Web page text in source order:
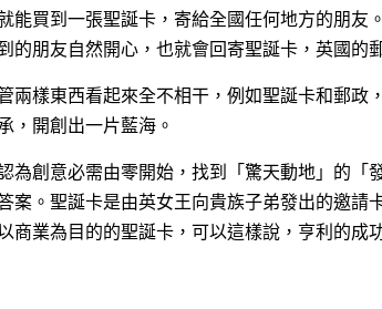
能買到一張聖誕卡，寄給全國任何地方的朋友
的朋友自然開心，也就會回寄聖誕卡，英國的
兩樣東西看起來全不相干，例如聖誕卡和郵政
，開創出一片藍海。
為創意必需由零開始，找到「驚天動地」的「
案。聖誕卡是由英女王向貴族子弟發出的邀請
商業為目的的聖誕卡，可以這樣說，亨利的成